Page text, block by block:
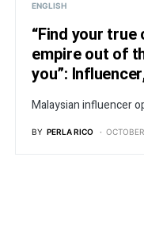
ENGLISH
“Find your true
empire out of
you”:
Malaysian influencer
BY PERLA RICO